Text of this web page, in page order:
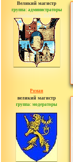
Великий магистр
группа: администраторы
сообщений: 30442
Роман
великий магистр
группа: модераторы
сообщений: 1557